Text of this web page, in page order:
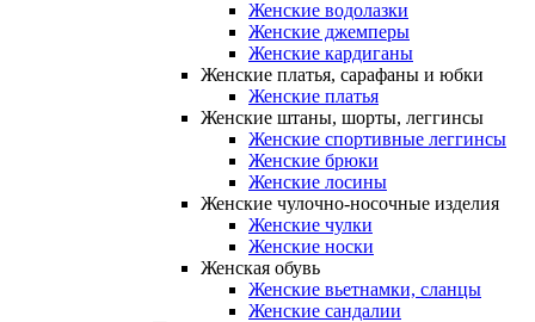
Женские водолазки
Женские джемперы
Женские кардиганы
Женские платья, сарафаны и юбки
Женские платья
Женские штаны, шорты, леггинсы
Женские спортивные леггинсы
Женские брюки
Женские лосины
Женские чулочно-носочные изделия
Женские чулки
Женские носки
Женская обувь
Женские вьетнамки, сланцы
Женские сандалии